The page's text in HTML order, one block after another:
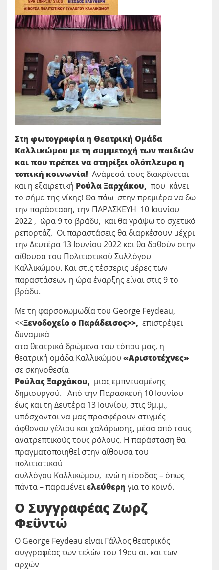
Στη φωτογραφία η Θεατρική Ομάδα
Καλλικώμου με τη συμμετοχή των παιδιών
και που πρέπει να στηρίξει ολόπλευρα η
τοπική κοινωνία! Ανάμεσά τους διακρίνεται
και η εξαιρετική Ρούλα Ξαρχάκου, που κάνει
το σήμα της νίκης! Θα πάω στην πρεμιέρα να δω
την παράσταση, την ΠΑΡΑΣΚΕΥΗ 10 Ιουνίου
2022 , ώρα 9 το βράδυ, και θα γράψω το σχετικό
ρεπορτάζ. Οι παραστάσεις θα διαρκέσουν μέχρι
την Δευτέρα 13 Ιουνίου 2022 και θα δοθούν στην
αίθουσα του Πολιτιστικού Συλλόγου
Καλλικώμου. Και στις τέσσερις μέρες των
παραστάσεων η ώρα έναρξης είναι στις 9 το
βράδυ.
Με τη φαρσοκωμωδία του George Feydeau,
<<Ξενοδοχείο ο Παράδεισος>>, επιστρέφει
δυναμικά
στα θεατρικά δρώμενα του τόπου μας, η
θεατρική ομάδα Καλλικώμου «Αριστοτέχνες»
σε σκηνοθεσία
Ρούλας Ξαρχάκου, μιας εμπνευσμένης
δημιουργού. Από την Παρασκευή 10 Ιουνίου
έως και τη Δευτέρα 13 Ιουνίου, στις 9μ.μ.,
υπόσχονται να μας προσφέρουν στιγμές
άφθονου γέλιου και χαλάρωσης, μέσα από τους
ανατρεπτικούς τους ρόλους. Η παράσταση θα
πραγματοποιηθεί στην αίθουσα του
πολιτιστικού
συλλόγου Καλλικώμου, ενώ η είσοδος – όπως
πάντα – παραμένειελεύθερη για το κοινό.
Ο Συγγραφέας Ζωρζ
Φεϋντώ
Ο George Feydeau είναι Γάλλος θεατρικός
συγγραφέας των τελών του 19ου αι. και των
αρχών